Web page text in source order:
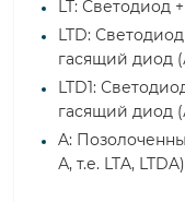
LT: Светодиод
LTD:
гасящий диод
LTD1:
гасящий диод
A:
А, т.е. LTA, LTDA)